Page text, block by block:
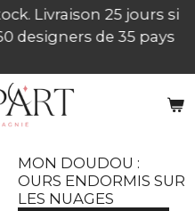
Livraison 25 jours si
designers de 35 pays
MON DOUDOU :
OURS ENDORMIS SUR
LES NUAGES